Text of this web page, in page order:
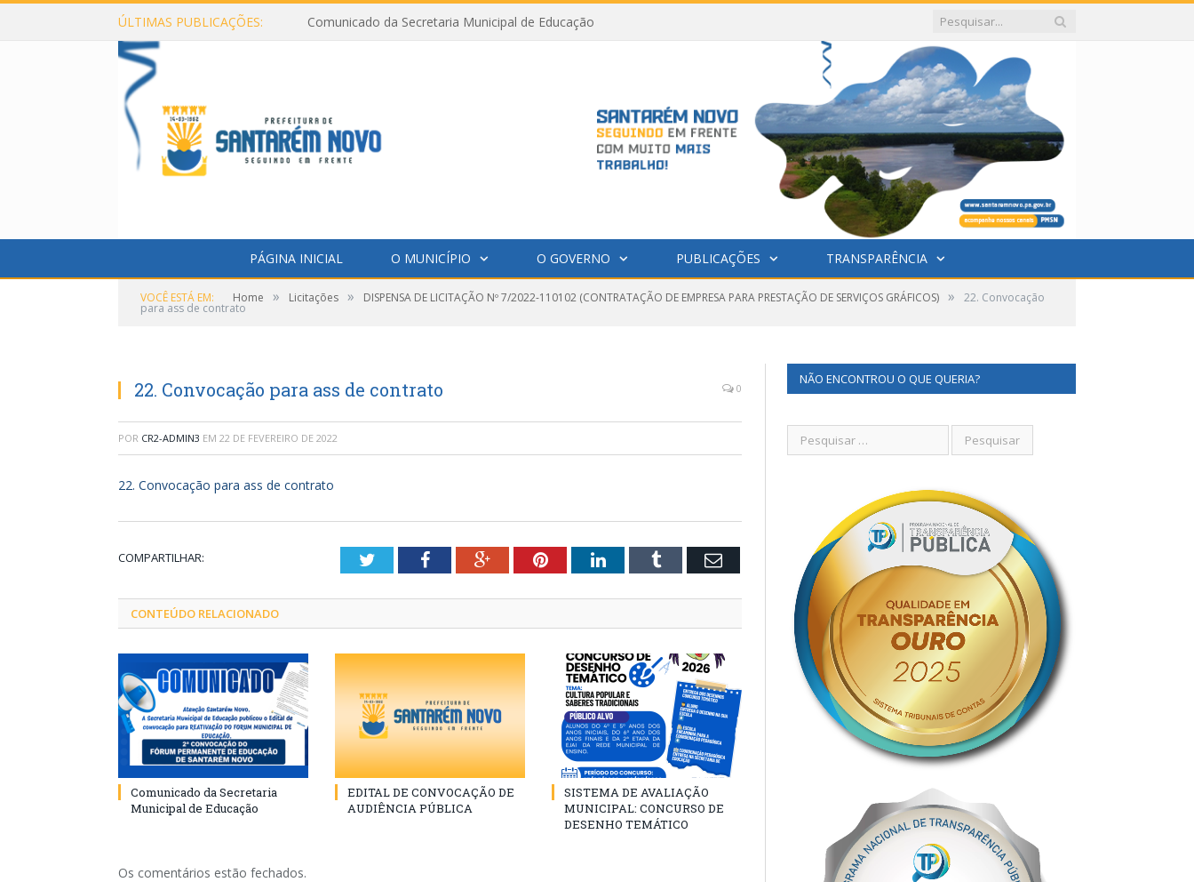
ÚLTIMAS PUBLICAÇÕES: Comunicado da Secretaria Municipal de Educação
PÁGINA INICIAL O MUNICÍPIO O GOVERNO PUBLICAÇÕES TRANSPARÊNCIA
VOCÊ ESTÁ EM: Home » Licitações » DISPENSA DE LICITAÇÃO Nº 7/2022-110102 (CONTRATAÇÃO DE EMPRESA PARA PRESTAÇÃO DE SERVIÇOS GRÁFICOS) » 22. Convocação
para ass de contrato
22. Convocação para ass de contrato 0
POR CR2-ADMIN3 EM 22 DE FEVEREIRO DE 2022
22. Convocação para ass de contrato
COMPARTILHAR: TwitterFacebookGoogle+PinterestLinkedInTumblr Email
CONTEÚDO RELACIONADO
Comunicado da Secretaria
Municipal de Educação
EDITAL DE CONVOCAÇÃO DE
AUDIÊNCIA PÚBLICA
SISTEMA DE AVALIAÇÃO
MUNICIPAL: CONCURSO DE
DESENHO TEMÁTICO
Os comentários estão fechados.
NÃO ENCONTROU O QUE QUERIA?